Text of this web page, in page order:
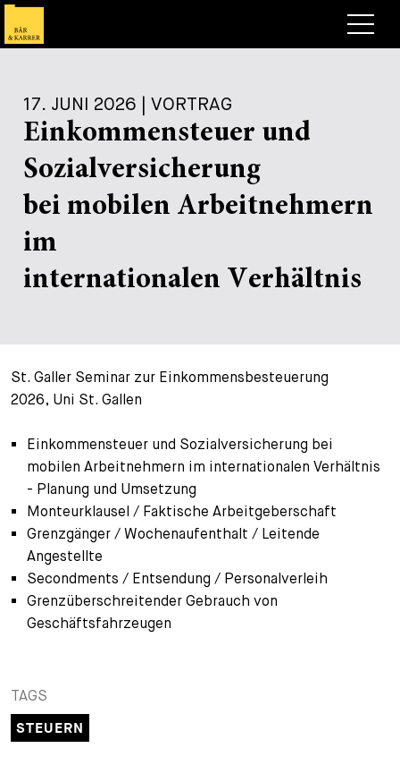
Expertise
Deals & Cases
Corporate News
Publikationen
Briefing
Publikation
Legal Insight
Über Bär & Karrer
Karriere
Anwälte
Substituten
Kurzpraktikanten
Administration
Assistenzen
Offene Stellen
+
Bewerben
Bewerbungsprozess
Fragen und Antworten
Spontanbewerbung
Ihre Karriere
Ihre Karriere bei uns
EN DE FR
17. JUNI 2026 | VORTRAG
Einkommensteuer und
Sozialversicherung
bei mobilen Arbeitnehmern
im
internationalen Verhältnis
St. Galler Seminar zur Einkommensbesteuerung
2026, Uni St. Gallen
Einkommensteuer und Sozialversicherung bei
mobilen Arbeitnehmern im internationalen Verhältnis
- Planung und Umsetzung
Monteurklausel / Faktische Arbeitgeberschaft
Grenzgänger / Wochenaufenthalt / Leitende
Angestellte
Secondments / Entsendung / Personalverleih
Grenzüberschreitender Gebrauch von
Geschäftsfahrzeugen
TAGS
STEUERN